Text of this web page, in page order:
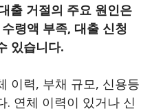
출 거절의 주요 원인은
령액 부족, 대출 신청
있습니다.
이력, 부채 규모, 신용등
. 연체 이력이 있거나 신